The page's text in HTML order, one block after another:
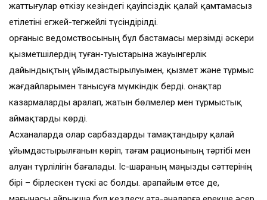
жаттығулар өткізу кезіндегі қауіпсіздік қалай қамтамасыз
етілетіні егжей-тегжейлі түсіндірілді.
Қорғаныс ведомствосының бұл бастамасы мерзімді әскери
қызметшілердің туған-туыстарына жауынгерлік
дайындықтың ұйымдастырылуымен, қызмет және тұрмыс
жағдайларымен танысуға мүмкіндік берді. Қонақтар
казармаларды аралап, жатын бөлмелер мен тұрмыстық
аймақтарды көрді.
Асханаларда олар сарбаздарды тамақтандыру қалай
ұйымдастырылғанын көріп, тағам рационының тәртібі мен
алуан түрлілігін бағалады. Іс-шараның маңызды сәттерінің
бірі – бірлескен түскі ас болды. Қарапайым өтсе де,